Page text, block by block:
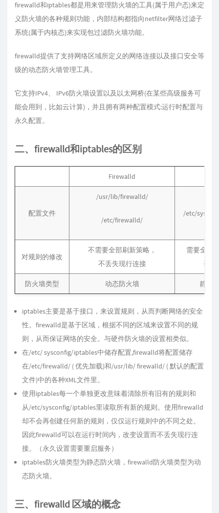
firewalld和iptables都是用来管理防火墙的工具(属于用户态)来定
义防火墙的各种规则功能，内部结构都指向netfilter网络过滤子
系统(属于内核态)来实现包过滤防火墙功能。
firewalld提供了支持网络区域所定义的网络连接以及接口安全等
级的动态防火墙管理工具。
它支持IPv4、 IPv6防火墙设置以及以太网桥(在某些高级服务可
能会用到，比如云计算)，并且拥有两种配置模式:运行时配置与
永久配置。
二、firewalld和iptables的区别
Firewalld
配置文件
/usr/lib/firewalld/
/etc/firewalld/
/etc/
对规则的修改
不需要全部刷新策略，
不丢失现行连接
需要全部
丢失
防火墙类型 动态防火墙 静态
iptables主要是基于接口，来设置规则，从而判断网络的安全
性。firewalld是基于区域，根据不同的区域来设置不同的规
则，从而保证网络的安全。与硬件防火墙的设置相类似。
在/etc/ sysconfig/iptables中储存配置,firewalld将配置储存
在/etc/firewalld/ ( 优先加载)和/usr/lib/ firewalld/ ( 默认的配置
文件)中的各种XML文件里。
使用iptables每一个单独更改意味着清除所有旧有的规则和
从/etc/sysconfig/iptables里读取所有新的规则。使用firewalld
却不会再创建任何新的规则，仅仅运行规则中的不同之处。
因此firewalld可以在运行时间内，改变设置而不丢失现行连
接。（永久设置需要重启服务）
iptables防火墙类型为静态防火墙，firewalld防火墙类型为动
态防火墙。
三、firewalld 区域的概念